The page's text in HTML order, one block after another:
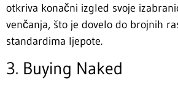
otkriva konačni izgled svoje
venčanja, što je dovelo do brojnih
standardima ljepote.
3. Buying Naked